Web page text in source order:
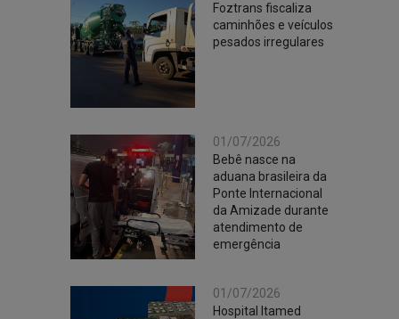
Foztrans fiscaliza
caminhões e veículos
pesados irregulares
01/07/2026
Bebê nasce na
aduana brasileira da
Ponte Internacional
da Amizade durante
atendimento de
emergência
01/07/2026
Hospital Itamed